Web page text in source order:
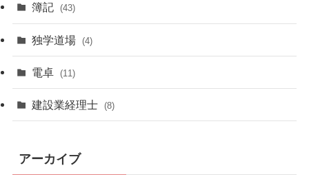
簿記 (43)
独学道場 (4)
電卓 (11)
建設業経理士 (8)
アーカイブ